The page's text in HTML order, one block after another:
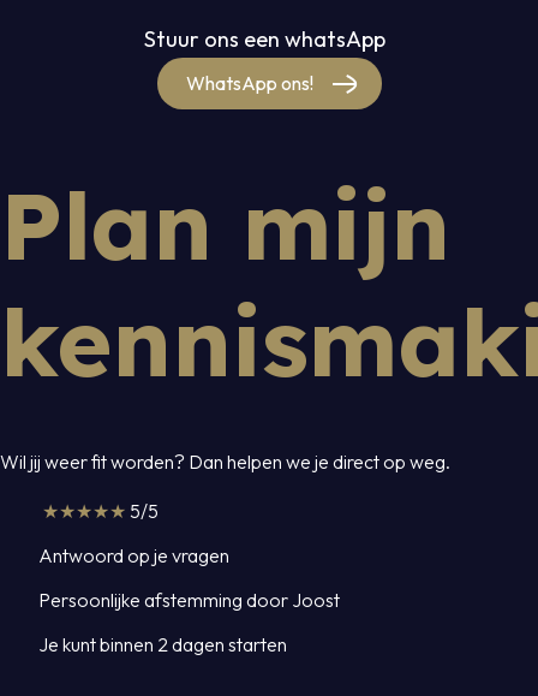
Stuur ons een whatsApp
WhatsApp ons!
Plan mijn
Wil jij weer fit worden? Dan helpen we je direct op weg.
★★★★★ 5/5
Antwoord op je vragen
Persoonlijke afstemming door Joost
Je kunt binnen 2 dagen starten